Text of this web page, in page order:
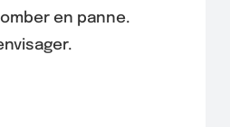
en panne.